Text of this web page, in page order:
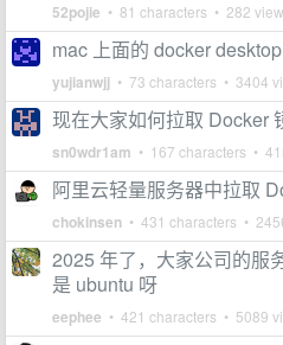
52pojie • 81 characters • 282
mac 上面的 docker
yujianwjj • 73 characters • 3404
现在大家如何拉取 Docker
sn0wdr1am • 167 characters •
阿里云轻量服务器中拉取
chokinsen • 431 characters •
2025 年了，大家公司的服
是 ubuntu 呀
eephee • 421 characters • 5089